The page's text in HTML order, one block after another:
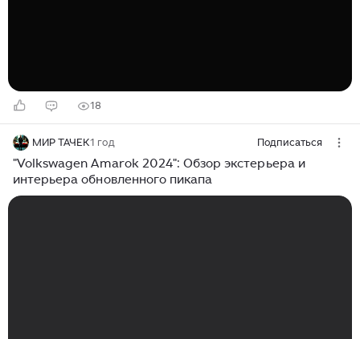
18
МИР ТАЧЕК1 год Подписаться
"Volkswagen Amarok 2024": Обзор экстерьера и
интерьера обновленного пикапа